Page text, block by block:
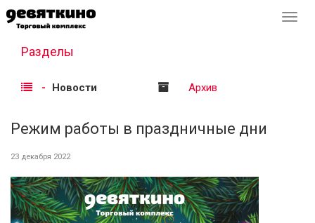
Разделы
Новости Архив
Режим работы в праздничные дни
23 декабря 2022